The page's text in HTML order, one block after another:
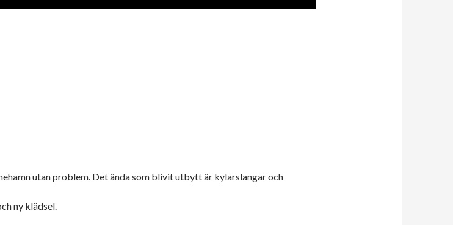
utan problem. Det ända som blivit utbytt är kylarslangar och
ny klädsel.